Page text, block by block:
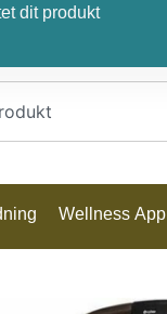
dit produkt
Wellness App